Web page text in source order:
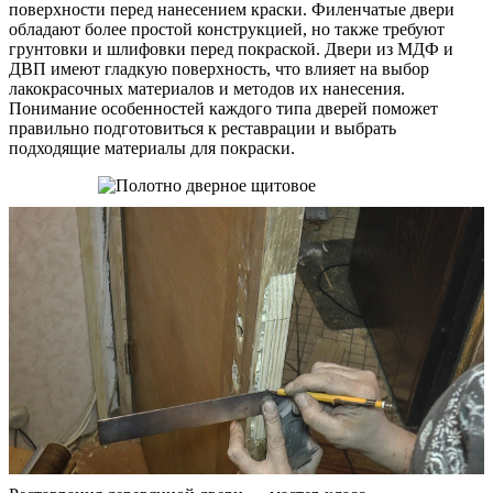
поверхности перед нанесением краски. Филенчатые двери
обладают более простой конструкцией, но также требуют
грунтовки и шлифовки перед покраской. Двери из МДФ и
ДВП имеют гладкую поверхность, что влияет на выбор
лакокрасочных материалов и методов их нанесения.
Понимание особенностей каждого типа дверей поможет
правильно подготовиться к реставрации и выбрать
подходящие материалы для покраски.